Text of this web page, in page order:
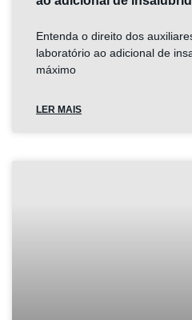
Entenda o direito dos
laboratório ao adicional de
máximo
LER MAIS